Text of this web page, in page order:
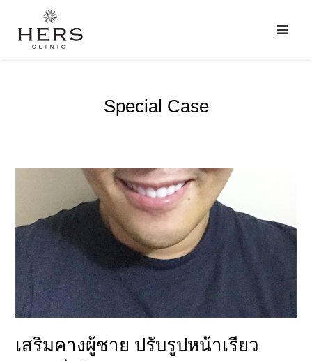
Special Case
เสริมคางผู้ชาย ปรับรูปหน้าเรียว